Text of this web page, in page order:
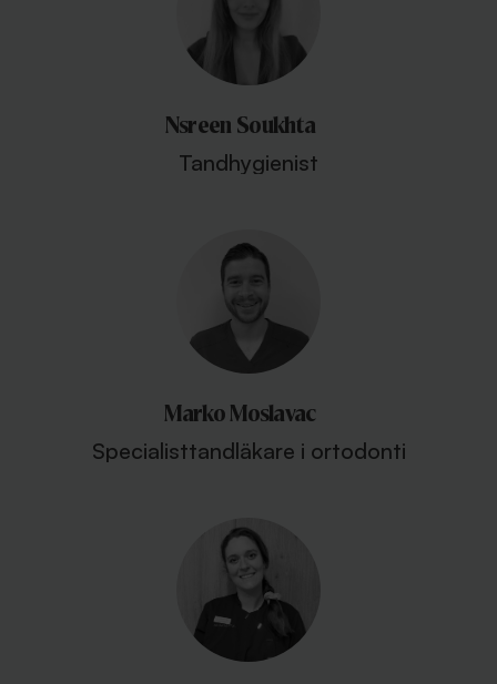
Nsreen Soukhta
Tandhygienist
Marko Moslavac
Specialisttandläkare i ortodonti